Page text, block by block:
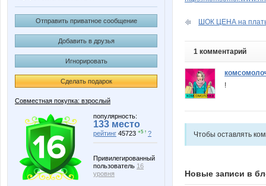
Отправить приватное сообщение
Добавить в друзья
Игнорировать
Сделать подарок
Совместная покупка: взрослый
популярность:
133 место
рейтинг 45723 +5 ↑ ?
Привилегированный
пользователь 16
уровня
ШОК ЦЕНА на
1 комментарий
!
Чтобы оставлять
Новые записи в